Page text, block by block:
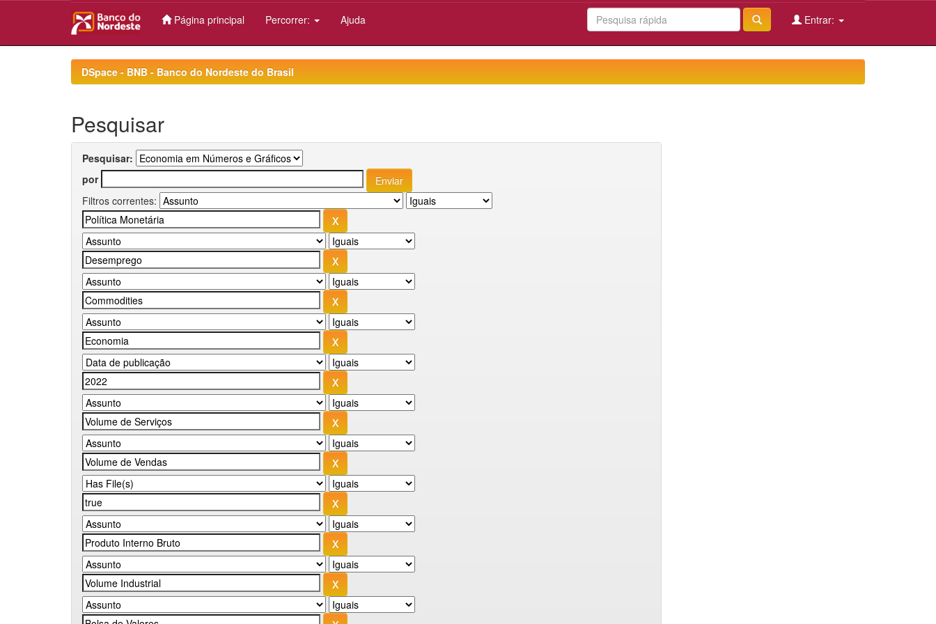
Página principal Percorrer: Ajuda Entrar:
DSpace - BNB - Banco do Nordeste do Brasil
Pesquisar
Pesquisar:
por
Filtros correntes: